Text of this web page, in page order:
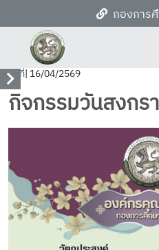
กองการ
วันที่| 16/04/2569
กิจกรรมวันสงก